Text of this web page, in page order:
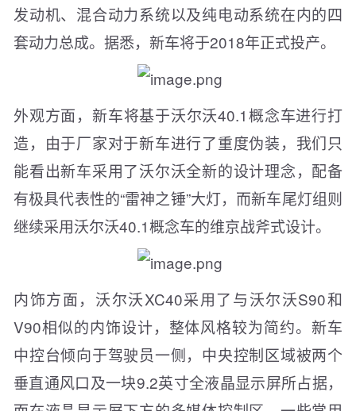
发动机、混合动力系统以及纯电动系统在内的四
套动力总成。据悉，新车将于2018年正式投产。
外观方面，新车将基于沃尔沃40.1概念车进行打
造，由于厂家对于新车进行了重度伪装，我们只
能看出新车采用了沃尔沃全新的设计理念，配备
有极具代表性的“雷神之锤”大灯，而新车尾灯组则
继续采用沃尔沃40.1概念车的维京战斧式设计。
内饰方面，沃尔沃XC40采用了与沃尔沃S90和
V90相似的内饰设计，整体风格较为简约。新车
中控台倾向于驾驶员一侧，中央控制区域被两个
垂直通风口及一块9.2英寸全液晶显示屏所占据，